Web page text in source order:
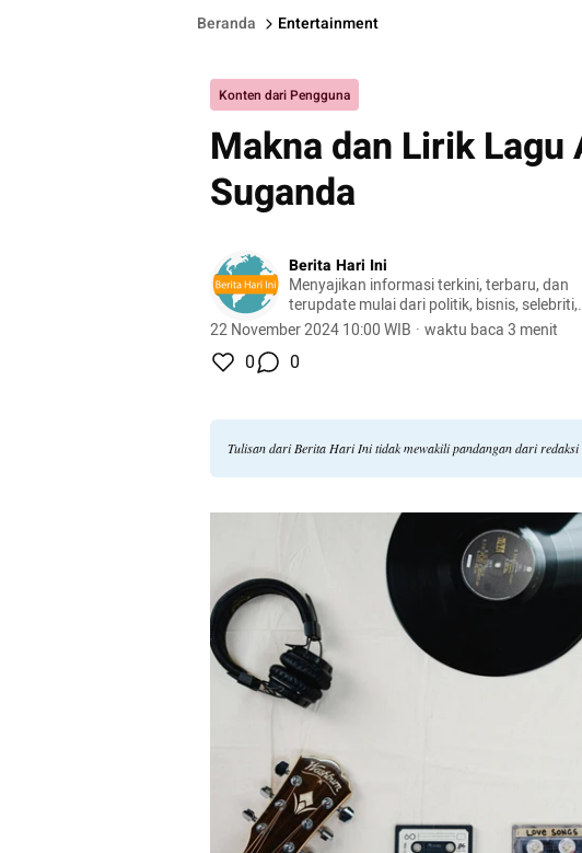
Beranda Entertainment
Konten dari Pengguna
Makna dan Lirik
Suganda
Berita Hari Ini
Menyajikan informasi terkini, terbaru, dan
terupdate mulai dari politik, bisnis, selebriti,
lifestyle, dan masih banyak lagi.
22 November 2024 10:00 WIB · waktu baca 3 menit
0 0
Tulisan dari Berita Hari Ini tidak mewakili pandangan dari redaksi